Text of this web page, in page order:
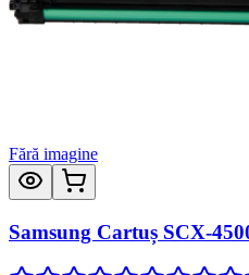
Fără imagine
Samsung Cartuș SCX-